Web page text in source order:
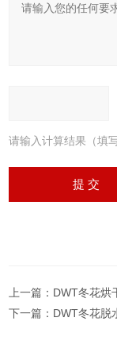
请输入计算结果（填
上一篇： DWT冬花烘
下一篇： DWT冬花脱